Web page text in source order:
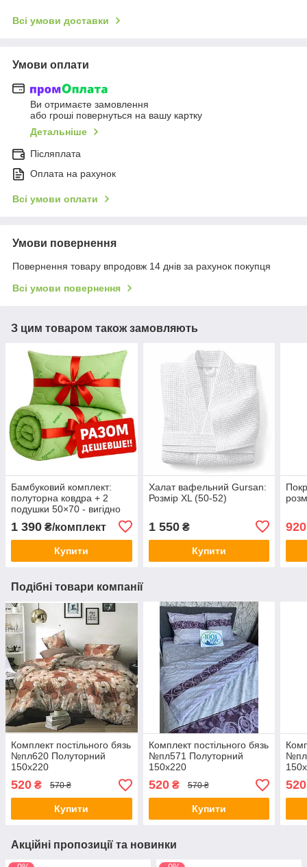
Всі умови доставки
Умови оплати
Ви отримаєте замовлення
або гроші повернуться на вашу картку
Детальніше
Післяплата
Оплата на рахунок
Всі умови оплати
Умови повернення
Повернення товару впродовж 14 днів за рахунок покупця
Всі умови повернення
З цим товаром також замовляють
Бамбуковий комплект:
полуторна ковдра + 2
подушки 50×70 - вигідно
1 390 ₴/комплект
Купити
Халат вафельний Gursan:
Розмір XL (50-52)
1 550₴
Купити
920
Подібні товари компанії
Комплект постільного бязь
№пл620 Полуторний
150х220
520 ₴ 570 ₴
Купити
Комплект постільного бязь
№пл571 Полуторний
150х220
520₴ 570 ₴
Купити
520
Акційні пропозиції та новинки